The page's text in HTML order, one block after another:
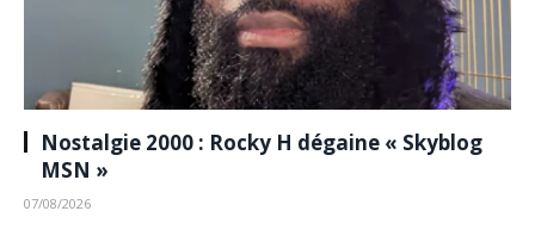
Nostalgie 2000 : Rocky H dégaine « Skyblog
MSN »
07/08/2026